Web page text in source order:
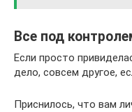
Все под
Если просто
дело, совсем другое,
Приснилось, что вам